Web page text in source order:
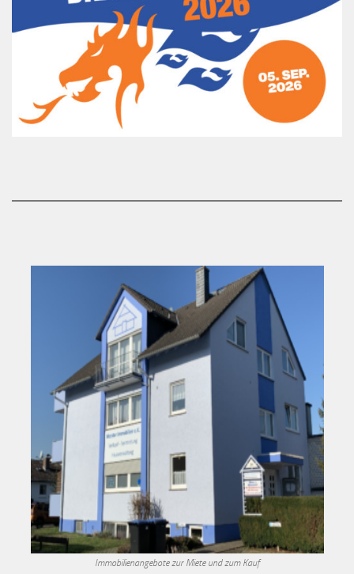
Immobilienangebote zur Miete und zum Kauf